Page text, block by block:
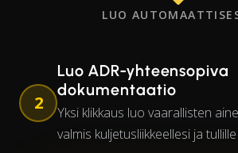
LUO
2
Luo ADR-yhteensopiva
dokumentaatio
Yksi klikkaus luo vaarallisten
valmis kuljetusliikkeellesi ja tullille